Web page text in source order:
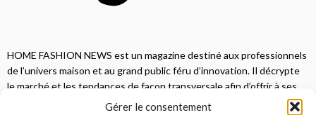
Gérer le consentement
HOME FASHION NEWS est un magazine destiné aux professionnels
de l’univers maison et au grand public féru d’innovation. Il décrypte
le marché et les tendances de façon transversale afin d’offrir à ses
lecteurs une vision complète.